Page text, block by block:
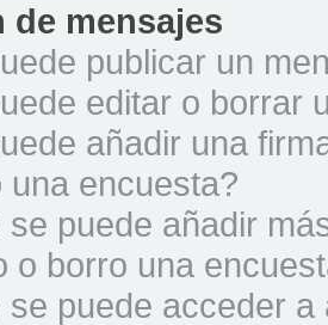
de mensajes
publicar un
editar o borrar
añadir una
encuesta?
puede añadir
o borro una
puede acceder a